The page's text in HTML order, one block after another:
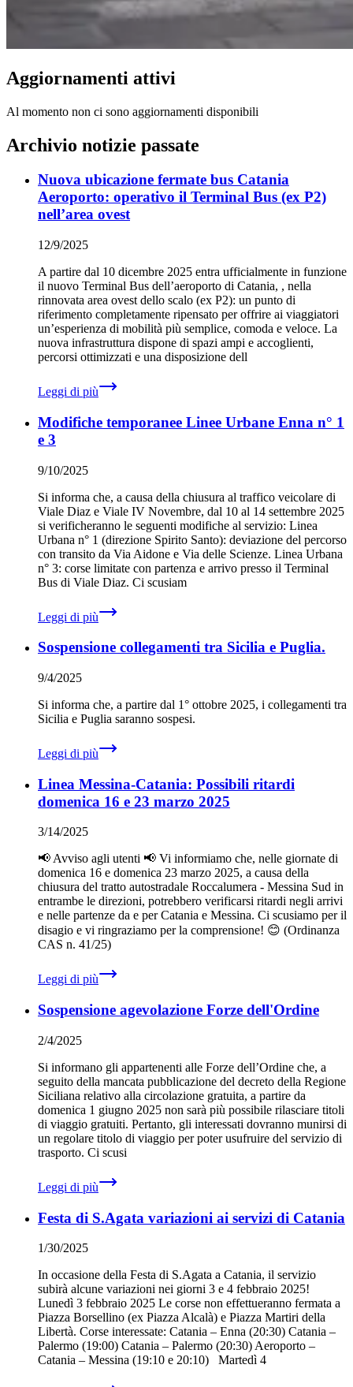
Aggiornamenti attivi
Al momento non ci sono aggiornamenti disponibili
Archivio notizie passate
Nuova ubicazione fermate bus Catania
Aeroporto: operativo il Terminal Bus (ex P2)
nell’area ovest
12/9/2025
A partire dal 10 dicembre 2025 entra ufficialmente in funzione
il nuovo Terminal Bus dell’aeroporto di Catania, , nella
rinnovata area ovest dello scalo (ex P2): un punto di
riferimento completamente ripensato per offrire ai viaggiatori
un’esperienza di mobilità più semplice, comoda e veloce. La
nuova infrastruttura dispone di spazi ampi e accoglienti,
percorsi ottimizzati e una disposizione dell
Leggi di più
Modifiche temporanee Linee Urbane Enna n° 1
e 3
9/10/2025
Si informa che, a causa della chiusura al traffico veicolare di
Viale Diaz e Viale IV Novembre, dal 10 al 14 settembre 2025
si verificheranno le seguenti modifiche al servizio: Linea
Urbana n° 1 (direzione Spirito Santo): deviazione del percorso
con transito da Via Aidone e Via delle Scienze. Linea Urbana
n° 3: corse limitate con partenza e arrivo presso il Terminal
Bus di Viale Diaz. Ci scusiam
Leggi di più
Sospensione collegamenti tra Sicilia e Puglia.
9/4/2025
Si informa che, a partire dal 1° ottobre 2025, i collegamenti tra
Sicilia e Puglia saranno sospesi.
Leggi di più
Linea Messina-Catania: Possibili ritardi
domenica 16 e 23 marzo 2025
3/14/2025
📢 Avviso agli utenti 📢 Vi informiamo che, nelle giornate di
domenica 16 e domenica 23 marzo 2025, a causa della
chiusura del tratto autostradale Roccalumera - Messina Sud in
entrambe le direzioni, potrebbero verificarsi ritardi negli arrivi
e nelle partenze da e per Catania e Messina. Ci scusiamo per il
disagio e vi ringraziamo per la comprensione! 😊 (Ordinanza
CAS n. 41/25)
Leggi di più
Sospensione agevolazione Forze dell'Ordine
2/4/2025
Si informano gli appartenenti alle Forze dell’Ordine che, a
seguito della mancata pubblicazione del decreto della Regione
Siciliana relativo alla circolazione gratuita, a partire da
domenica 1 giugno 2025 non sarà più possibile rilasciare titoli
di viaggio gratuiti. Pertanto, gli interessati dovranno munirsi di
un regolare titolo di viaggio per poter usufruire del servizio di
trasporto. Ci scusi
Leggi di più
Festa di S.Agata variazioni ai servizi di Catania
1/30/2025
In occasione della Festa di S.Agata a Catania, il servizio
subirà alcune variazioni nei giorni 3 e 4 febbraio 2025!
Lunedì 3 febbraio 2025 Le corse non effettueranno fermata a
Piazza Borsellino (ex Piazza Alcalà) e Piazza Martiri della
Libertà. Corse interessate: Catania – Enna (20:30) Catania –
Palermo (19:00) Catania – Palermo (20:30) Aeroporto –
Catania – Messina (19:10 e 20:10) Martedì 4